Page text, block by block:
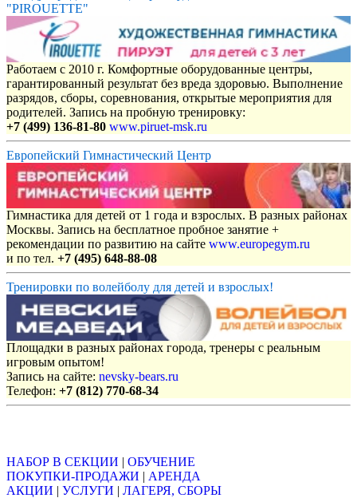
"PIROUETTE"
Работаем с 2010 г. Комфортные оборудованные центры,
гарантированный результат без вреда здоровью. Выполнение
разрядов, сборы, соревнования, открытые мероприятия для
родителей. Запись на пробную тренировку:
+7 (499) 136-81-80 www.piruet-msk.ru
Европейский Гимнастический Центр
Гимнастика для детей от 1 года и взрослых. В разных районах
Москвы. Запись на бесплатное пробное занятие +
рекомендации по развитию на сайте www.europegym.ru
и по тел. +7 (495) 648-88-08
Тренировки по волейболу для детей и взрослых!
Площадки в разных районах города, тренеры с реальным
игровым опытом!
Запись на сайте: nevsky-bears.ru
Телефон: +7 (812) 770-68-34
НАБОР В СЕКЦИИ | ОБУЧЕНИЕ
ПОКУПКИ-ПРОДАЖИ | АРЕНДА
АКЦИИ | УСЛУГИ | ЛАГЕРЯ, СБОРЫ